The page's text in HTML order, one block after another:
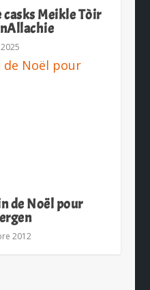
casks Meikle Tòir
de Noël pour
2012